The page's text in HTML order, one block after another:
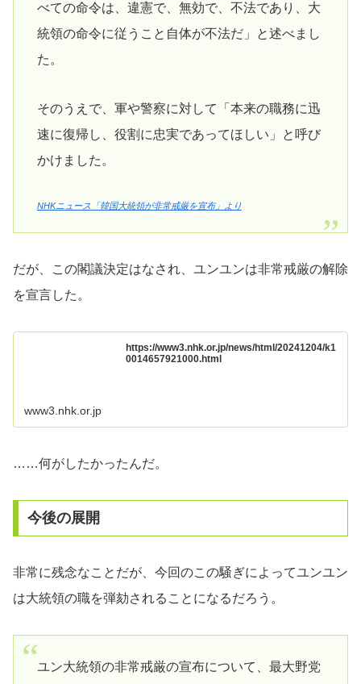
べての命令は、違憲で、無効で、不法であり、大
統領の命令に従うこと自体が不法だ」と述べまし
た。
そのうえで、軍や警察に対して「本来の職務に迅
速に復帰し、役割に忠実であってほしい」と呼び
かけました。
NHKニュース「韓国大統領が非常戒厳を宣布」より
だが、この閣議決定はなされ、ユンユンは非常戒厳の解除
を宣言した。
https://www3.nhk.or.jp/news/html/20241204/k1
0014657921000.html
www3.nhk.or.jp
……何がしたかったんだ。
今後の展開
非常に残念なことだが、今回のこの騒ぎによってユンユン
は大統領の職を弾劾されることになるだろう。
ユン大統領の非常戒厳の宣布について、最大野党